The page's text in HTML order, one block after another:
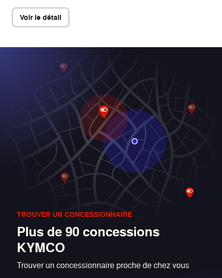
Voir le détail
TROUVER UN CONCESSIONNAIRE
Plus de 90 concessions
KYMCO
Trouver un concessionnaire proche de chez vous